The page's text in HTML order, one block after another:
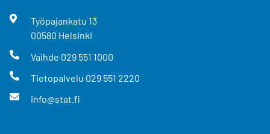
Työpajankatu 13
00580 Helsinki
Vaihde 029 551 1000
Tietopalvelu 029 551 2220
info@stat.fi